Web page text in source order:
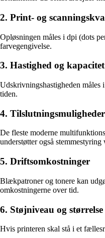
2. Print- og
Opløsningen måles i dpi (dots
farvegengivelse.
3. Hastighed og kapacitet
Udskrivningshastigheden måles
tiden.
4. Tilslutningsmuligheder
De fleste moderne
understøtter også stemmestyring
5. Driftsomkostninger
Blækpatroner og tonere kan
omkostningerne over tid.
6. Støjniveau og størrelse
Hvis printeren skal stå i et